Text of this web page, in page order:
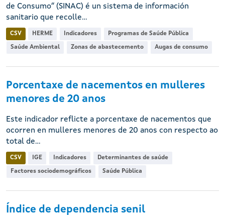
de Consumo” (SINAC) é un sistema de información
sanitario que recolle...
CSV HERME Indicadores Programas de Saúde Pública
Saúde Ambiental Zonas de abastecemento Augas de consumo
Porcentaxe de nacementos en mulleres
menores de 20 anos
Este indicador reflicte a porcentaxe de nacementos que
ocorren en mulleres menores de 20 anos con respecto ao
total de...
CSV IGE Indicadores Determinantes de saúde
Factores sociodemográficos Saúde Pública
Índice de dependencia senil